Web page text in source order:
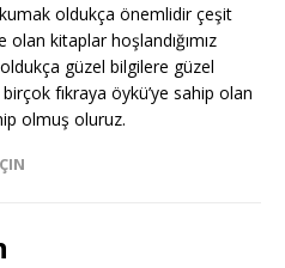
oldukça önemlidir çeşit
kitaplar hoşlandığımız
güzel bilgilere güzel
fıkraya öykü’ye sahip olan
olmuş oluruz.